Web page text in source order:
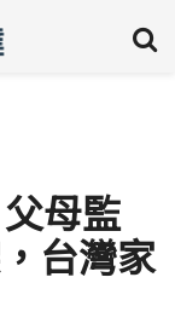
母監
台灣家